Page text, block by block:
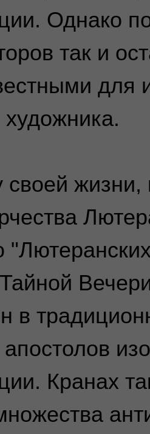
Однако
так и
для
в
апостолов
Кранах